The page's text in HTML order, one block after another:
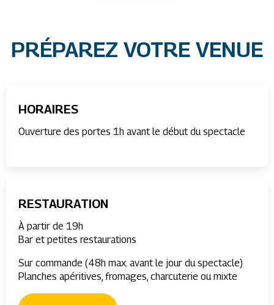
PRÉPAREZ VOTRE VENUE
HORAIRES
Ouverture des portes 1h avant le début du spectacle
RESTAURATION
À partir de 19h
Bar et petites restaurations
Sur commande (48h max. avant le jour du spectacle)
Planches apéritives, fromages, charcuterie ou mixte